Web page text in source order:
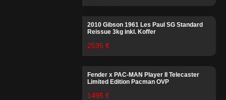
2010 Gibson 1961 Les Paul SG Standard
Reissue 3kg inkl. Koffer
2595 €
Fender x PAC-MAN Player II Telecaster
Limited Edition Pacman OVP
1495 €